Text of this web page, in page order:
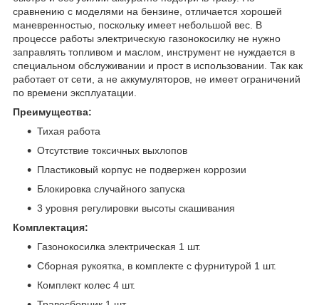
сравнению с моделями на бензине, отличается хорошей
маневренностью, поскольку имеет небольшой вес. В
процессе работы электрическую газонокосилку не нужно
заправлять топливом и маслом, инструмент не нуждается в
специальном обслуживании и прост в использовании. Так как
работает от сети, а не аккумуляторов, не имеет ограничений
по времени эксплуатации.
Преимущества:
Тихая работа
Отсутствие токсичных выхлопов
Пластиковый корпус не подвержен коррозии
Блокировка случайного запуска
3 уровня регулировки высоты скашивания
Комплектация:
Газонокосилка электрическая 1 шт.
Сборная рукоятка, в комплекте с фурнитурой 1 шт.
Комплект колес 4 шт.